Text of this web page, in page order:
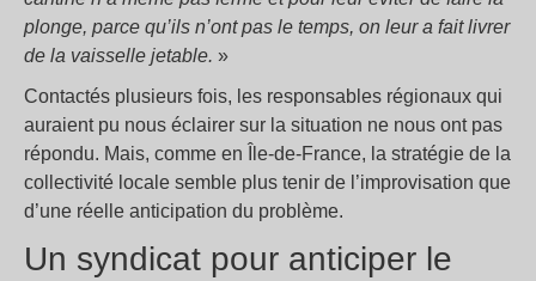
plonge, parce qu’ils n’ont pas le temps, on leur a fait livrer
de la vaisselle jetable. »
Contactés plusieurs fois, les responsables régionaux qui
auraient pu nous éclairer sur la situation ne nous ont pas
répondu. Mais, comme en Île-de-France, la stratégie de la
collectivité locale semble plus tenir de l’improvisation que
d’une réelle anticipation du problème.
Un syndicat pour anticiper le